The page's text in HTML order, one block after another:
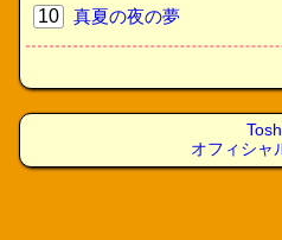
10
真夏の夜の夢
オフィシャ